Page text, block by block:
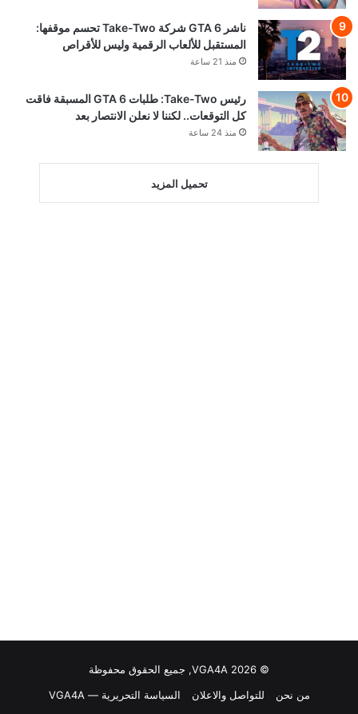
ناشر GTA 6 شركة Take-Two تحسم موقفها:
المستقبل للألعاب الرقمية وليس للأقراص
منذ 21 ساعة
رئيس Take-Two: طلبات GTA 6 المسبقة فاقت
كل التوقعات.. لكننا لا نعلن الانتصار بعد
منذ 24 ساعة
تحميل المزيد
© VGA4A 2026, جميع الحقوق محفوظة
من نحن
للتواصل والاعلان السياسة التحريرية — VGA4A